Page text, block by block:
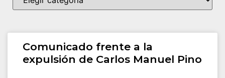
Comunicado frente a la
expulsión de Carlos Manuel Pino